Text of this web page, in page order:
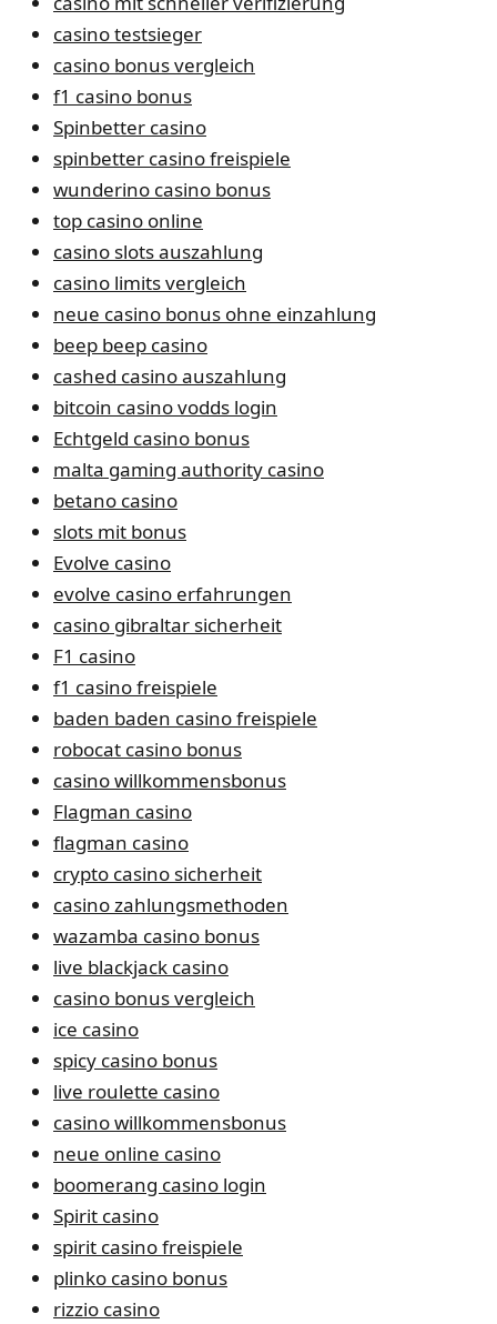
casino testsieger
casino bonus vergleich
f1 casino bonus
Spinbetter casino
spinbetter casino freispiele
wunderino casino bonus
top casino online
casino slots auszahlung
casino limits vergleich
neue casino bonus ohne einzahlung
beep beep casino
cashed casino auszahlung
bitcoin casino vodds login
Echtgeld casino bonus
malta gaming authority casino
betano casino
slots mit bonus
Evolve casino
evolve casino erfahrungen
casino gibraltar sicherheit
F1 casino
f1 casino freispiele
baden baden casino freispiele
robocat casino bonus
casino willkommensbonus
Flagman casino
flagman casino
crypto casino sicherheit
casino zahlungsmethoden
wazamba casino bonus
live blackjack casino
casino bonus vergleich
ice casino
spicy casino bonus
live roulette casino
casino willkommensbonus
neue online casino
boomerang casino login
Spirit casino
spirit casino freispiele
plinko casino bonus
rizzio casino